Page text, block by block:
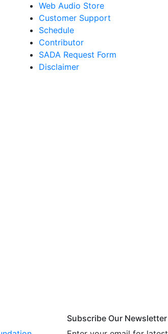
Web Audio Store
Customer Support
Schedule
Contributor
SADA Request Form
Disclaimer
Subscribe Our Newsletter